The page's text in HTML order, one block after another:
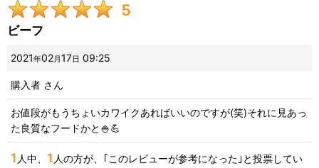
5
ビーフ
2021年02月 17日 09:25
購入者 さん
お値段がもうちょいカワイクあればいいのですが(笑)それに見あっ
た良質なフードかと🍚💪
1 人中、 1 人の方が、｢このレビューが参考になった｣と投票してい